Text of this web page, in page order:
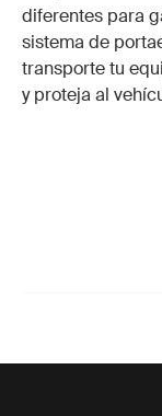
diferentes para
sistema de
transporte tu
y proteja al